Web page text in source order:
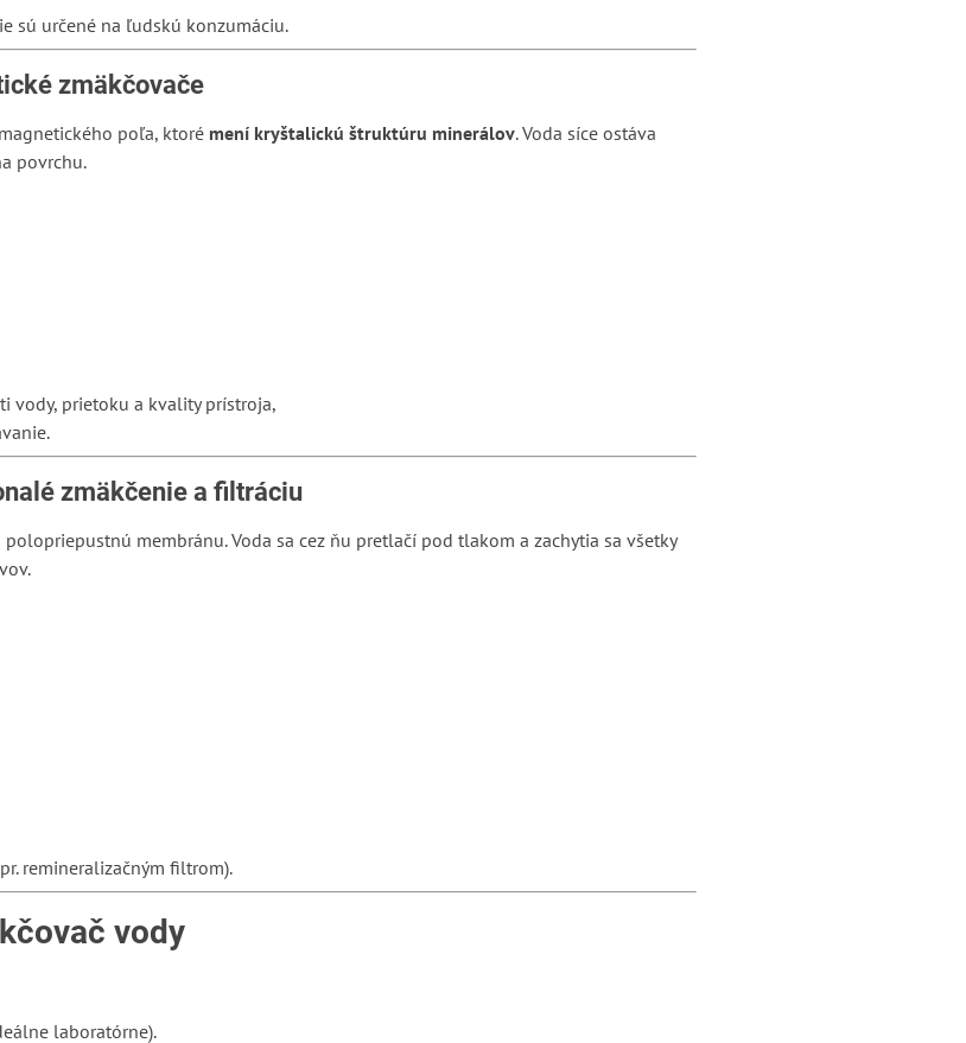
sú určené na ľudskú konzumáciu.
zmäkčovače
poľa, ktoré mení kryštalickú štruktúru minerálov. Voda síce ostáva
povrchu.
vody, prietoku a kvality prístroja,
zmäkčenie a filtráciu
polopriepustnú membránu. Voda sa cez ňu pretlačí pod tlakom a zachytia sa všetky
remineralizačným filtrom).
vody
laboratórne).